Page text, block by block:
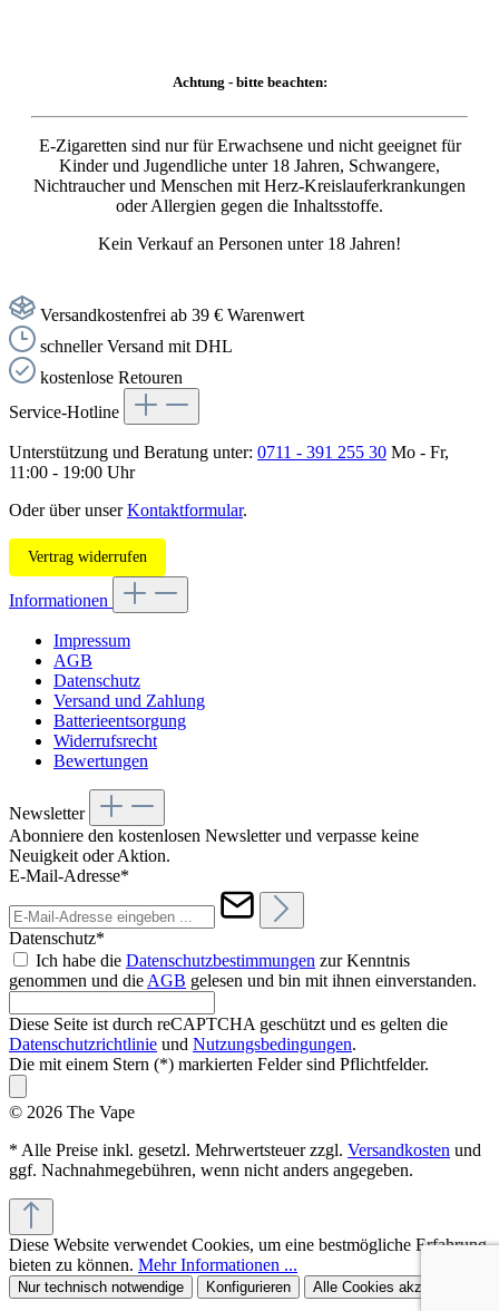
Achtung - bitte beachten:
E-Zigaretten sind nur für Erwachsene und nicht geeignet für
Kinder und Jugendliche unter 18 Jahren, Schwangere,
Nichtraucher und Menschen mit Herz-Kreislauferkrankungen
oder Allergien gegen die Inhaltsstoffe.
Kein Verkauf an Personen unter 18 Jahren!
Versandkostenfrei ab 39 € Warenwert
schneller Versand mit DHL
kostenlose Retouren
Service-Hotline
Unterstützung und Beratung unter: 0711 - 391 255 30 Mo - Fr,
11:00 - 19:00 Uhr
Oder über unserKontaktformular.
Vertrag widerrufen
Informationen
Impressum
AGB
Datenschutz
Versand und Zahlung
Batterieentsorgung
Widerrufsrecht
Bewertungen
Newsletter
Abonniere den kostenlosen Newsletter und verpasse keine
Neuigkeit oder Aktion.
E-Mail-Adresse*
Datenschutz*
Ich habe die Datenschutzbestimmungen zur Kenntnis
genommen und die AGB gelesen und bin mit ihnen einverstanden.
Diese Seite ist durch reCAPTCHA geschützt und es gelten die
Datenschutzrichtlinie und Nutzungsbedingungen.
Die mit einem Stern (*) markierten Felder sind Pflichtfelder.
© 2026 The Vape
* Alle Preise inkl. gesetzl. Mehrwertsteuer zzgl. Versandkosten und
ggf. Nachnahmegebühren, wenn nicht anders angegeben.
Diese Website verwendet Cookies, um eine bestmögliche Erfahrung
bieten zu können. Mehr Informationen ...
Nur technisch notwendige Konfigurieren Alle Cookies akzeptieren